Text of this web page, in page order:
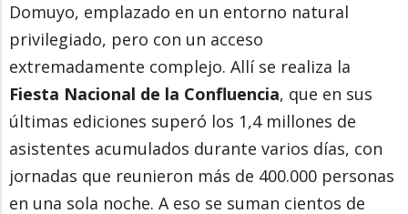
Domuyo, emplazado en un entorno natural
privilegiado, pero con un acceso
extremadamente complejo. Allí se realiza la
Fiesta Nacional de la Confluencia, que en sus
últimas ediciones superó los 1,4 millones de
asistentes acumulados durante varios días, con
jornadas que reunieron más de 400.000 personas
en una sola noche. A eso se suman cientos de